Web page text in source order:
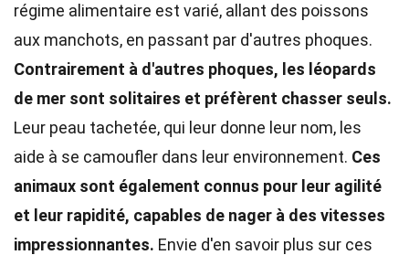
régime alimentaire est varié, allant des poissons
aux manchots, en passant par d'autres phoques.
Contrairement à d'autres phoques, les léopards
de mer sont solitaires et préfèrent chasser seuls.
Leur peau tachetée, qui leur donne leur nom, les
aide à se camoufler dans leur environnement. Ces
animaux sont également connus pour leur agilité
et leur rapidité, capables de nager à des vitesses
impressionnantes. Envie d'en savoir plus sur ces